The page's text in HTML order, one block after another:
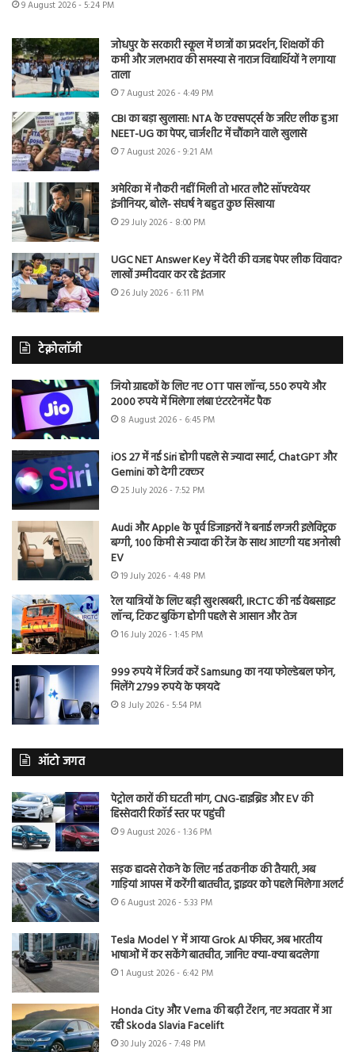
9 August 2026 - 5:24 PM
जोधपुर के सरकारी स्कूल में छात्रों का प्रदर्शन, शिक्षकों की
कमी और जलभराव की समस्या से नाराज विद्यार्थियों ने लगाया
ताला
7 August 2026 - 4:49 PM
CBI का बड़ा खुलासा: NTA के एक्सपर्ट्स के जरिए लीक हुआ
NEET-UG का पेपर, चार्जशीट में चौंकाने वाले खुलासे
7 August 2026 - 9:21 AM
अमेरिका में नौकरी नहीं मिली तो भारत लौटे सॉफ्टवेयर
इंजीनियर, बोले- संघर्ष ने बहुत कुछ सिखाया
29 July 2026 - 8:00 PM
UGC NET Answer Key में देरी की वजह पेपर लीक विवाद?
लाखों उम्मीदवार कर रहे इंतजार
26 July 2026 - 6:11 PM
टेक्नोलॉजी
जियो ग्राहकों के लिए नए OTT पास लॉन्च, 550 रुपये और
2000 रुपये में मिलेगा लंबा एंटरटेनमेंट पैक
8 August 2026 - 6:45 PM
iOS 27 में नई Siri होगी पहले से ज्यादा स्मार्ट, ChatGPT और
Gemini को देगी टक्कर
25 July 2026 - 7:52 PM
Audi और Apple के पूर्व डिजाइनरों ने बनाई लग्जरी इलेक्ट्रिक
बग्गी, 100 किमी से ज्यादा की रेंज के साथ आएगी यह अनोखी
EV
19 July 2026 - 4:48 PM
रेल यात्रियों के लिए बड़ी खुशखबरी, IRCTC की नई वेबसाइट
लॉन्च, टिकट बुकिंग होगी पहले से आसान और तेज
16 July 2026 - 1:45 PM
999 रुपये में रिजर्व करें Samsung का नया फोल्डेबल फोन,
मिलेंगे 2799 रुपये के फायदे
8 July 2026 - 5:54 PM
ऑटो जगत
पेट्रोल कारों की घटती मांग, CNG-हाइब्रिड और EV की
हिस्सेदारी रिकॉर्ड स्तर पर पहुंची
9 August 2026 - 1:36 PM
सड़क हादसे रोकने के लिए नई तकनीक की तैयारी, अब
गाड़ियां आपस में करेंगी बातचीत, ड्राइवर को पहले मिलेगा अलर्ट
6 August 2026 - 5:33 PM
Tesla Model Y में आया Grok AI फीचर, अब भारतीय
भाषाओं में कर सकेंगे बातचीत, जानिए क्या-क्या बदलेगा
1 August 2026 - 6:42 PM
Honda City और Verna की बढ़ी टेंशन, नए अवतार में आ
रही Skoda Slavia Facelift
30 July 2026 - 7:48 PM